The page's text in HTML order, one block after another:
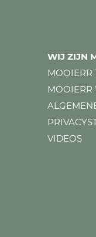
WIJ ZIJN
MOOIERR
MOOIERR
VIDEOS